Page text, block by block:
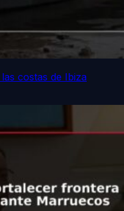
costas de Ibiza